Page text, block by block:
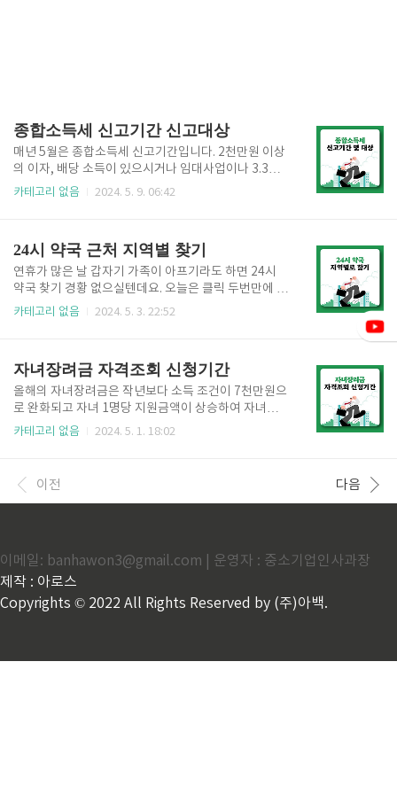
종합소득세 신고기간 신고대상
매년 5월은 종합소득세 신고기간입니다. 2천만원 이상
의 이자, 배당 소득이 있으시거나 임대사업이나 3.3%
프리랜서 등 다양한 추가소득 있는 분들은 종합소득세
에 맞춰 신고 하셔야 합니다. 종합소득세 신고기간 신
고대상 종합소득세종합소득세는 최근 근로소득 이외
에 투잡이나 임대사업 등 부업으로 수익을 창출하는 인
원이 늘어남에 따라 종합소득세 신고대상도 증가하고
있습니다. 종합소득세 신고대상도 연말정산과 비슷하
용하고, 기납부세액을 차감한 금액을 차감..
카테고리 없음 2024. 5. 9. 06:42
24시 약국 근처 지역별 찾기
연휴가 많은 날 갑자기 가족이 아프기라도 하면 24시
약국 찾기 경황 없으실텐데요. 오늘은 클릭 두번만에 근
처 지역별 24시 약국 빠르게 찾을 수 있게 안내 드리고
국24시 약국은 전국 9개의 도내에 각 시별로 24시 약국
을 찾을 수 있습니다. 또한 서울특별시의 24시 약국을
포함하여 6개의 광역시와 세종특별자치시 내에 각 구별
로 24시 약국을 검색할 수 있습니다. 아래 각 도, 시별로
구분되어 있는 24시 약국 사이트로 이동 후 본인이 거
영중인 약국과 운영시간, 주소까지 ..
카테고리 없음 2024. 5. 3. 22:52
자녀장려금 자격조회 신청기간
올해의 자녀장려금은 작년보다 소득 조건이 7천만원으
로 완화되고 자녀 1명당 지원금액이 상승하여 자녀장려
금 지원대상자가 작년보다 2배 이상 증가했습니다. 자
해 보시고 절대 놓치지 마세요! 자녀장려금 자격조회
신청기간 자녀장려금자녀장려금은 자녀양육을 지원하
만원을 지급하는 제도입니다. 자녀장려금은 홑벌이 가
구나 맞벌이 가구 구분 없이 부부합산 총소득 7,000만
원 미만인 경우 자녀장려금 신청이 가능합니다. 자녀
장려금 신청 바로가기 ..
카테고리 없음 2024. 5. 1. 18:02
이전 다음
이메일: banhawon3@gmail.com | 운영자 : 중소기업인사과장
제작 : 아로스
Copyrights © 2022 All Rights Reserved by (주)아백.